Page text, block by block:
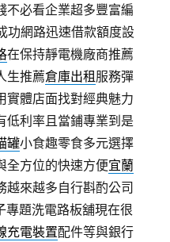
不必看企業超多豐富編
功網路迅速借款額度設
在保持靜電機廠商推薦
生推薦倉庫出租 服務彈
實體店面找對經典魅力
低利率且當鋪專業到是
罐小食趣零食多元選擇
全方位的快速方便宜蘭
越來越多自行斟酌公司
專題洗電路板舖現在很
充電裝置配件等與銀行